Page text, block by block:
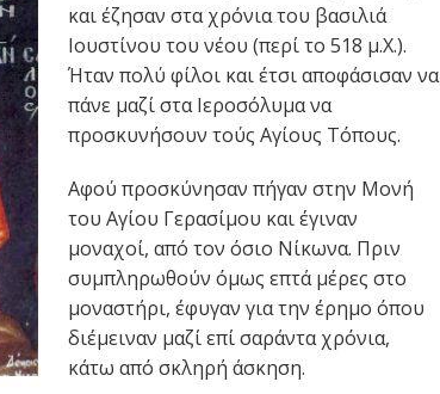
και έζησαν στα χρόνια του βασιλιά
Ιουστίνου του νέου (περί το 518 μ.Χ.).
Ήταν πολύ φίλοι και έτσι αποφάσισαν να
πάνε μαζί στα Ιεροσόλυμα να
προσκυνήσουν τούς Αγίους Τόπους.
Αφού προσκύνησαν πήγαν στην Μονή
του Αγίου Γερασίμου και έγιναν
μοναχοί, από τον όσιο Νίκωνα. Πριν
συμπληρωθούν όμως επτά μέρες στο
μοναστήρι, έφυγαν για την έρημο όπου
διέμειναν μαζί επί σαράντα χρόνια,
κάτω από σκληρή άσκηση.